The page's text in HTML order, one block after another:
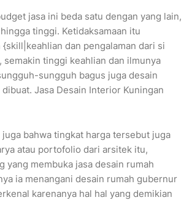
jasa ini beda satu dengan yang lain,
tinggi. Ketidaksamaan itu
dan pengalaman dari si
semakin tinggi keahlian dan ilmunya
sungguh bagus juga desain
Jasa Desain Interior Kuningan
bahwa tingkat harga tersebut juga
atau portofolio dari arsitek itu,
yang membuka jasa desain rumah
ia menangani desain rumah gubernur
karenanya hal hal yang demikian